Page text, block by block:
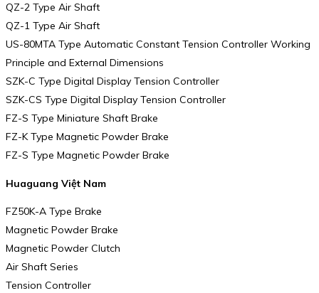
QZ-2 Type Air Shaft
QZ-1 Type Air Shaft
US-80MTA Type Automatic Constant Tension Controller Working
Principle and External Dimensions
SZK-C Type Digital Display Tension Controller
SZK-CS Type Digital Display Tension Controller
FZ-S Type Miniature Shaft Brake
FZ-K Type Magnetic Powder Brake
FZ-S Type Magnetic Powder Brake
Huaguang Việt Nam
FZ50K-A Type Brake
Magnetic Powder Brake
Magnetic Powder Clutch
Air Shaft Series
Tension Controller